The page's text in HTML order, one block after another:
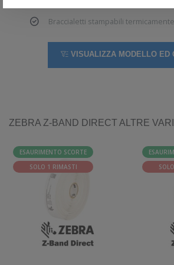
Braccialetti stampabili termicamente
VISUALIZZA MODELLO ED
ZEBRA Z-BAND DIRECT ALTRE
ESAURIMENTO SCORTE
SOLO 1 RIMASTI